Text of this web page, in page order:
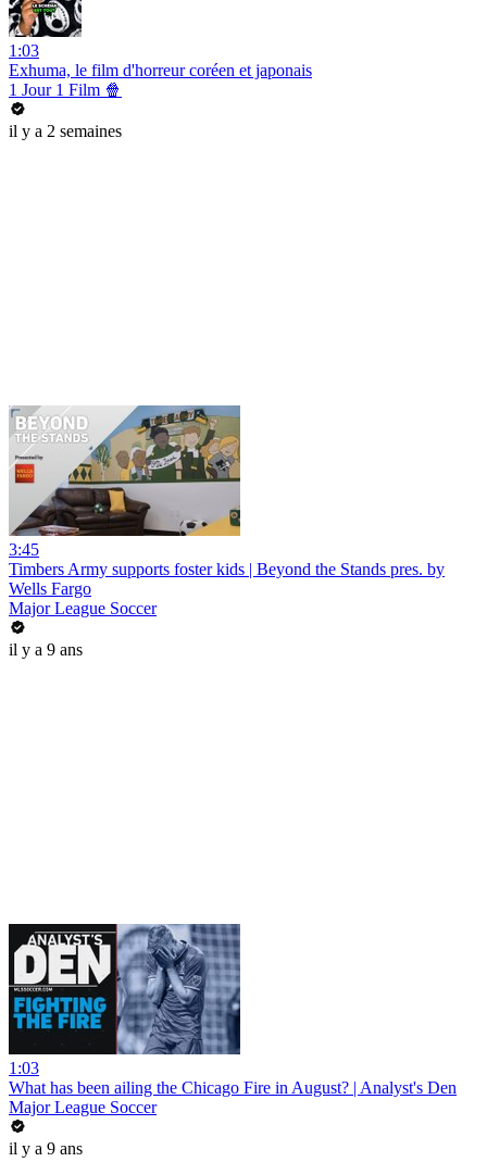
1:03
Exhuma, le film d'horreur coréen et japonais
1 Jour 1 Film 🍿
il y a 2 semaines
3:45
Timbers Army supports foster kids | Beyond the Stands pres. by
Wells Fargo
Major League Soccer
il y a 9 ans
1:03
What has been ailing the Chicago Fire in August? | Analyst's Den
Major League Soccer
il y a 9 ans